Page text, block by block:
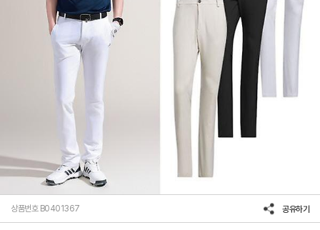
상품번호 B0401367 공유하기